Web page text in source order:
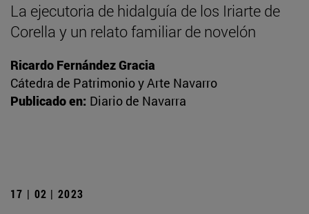
La ejecutoria de hidalguía de los Iriarte de
Corella y un relato familiar de novelón
Ricardo Fernández Gracia
Cátedra de Patrimonio y Arte Navarro
Publicado en: Diario de Navarra
17 | 02 | 2023